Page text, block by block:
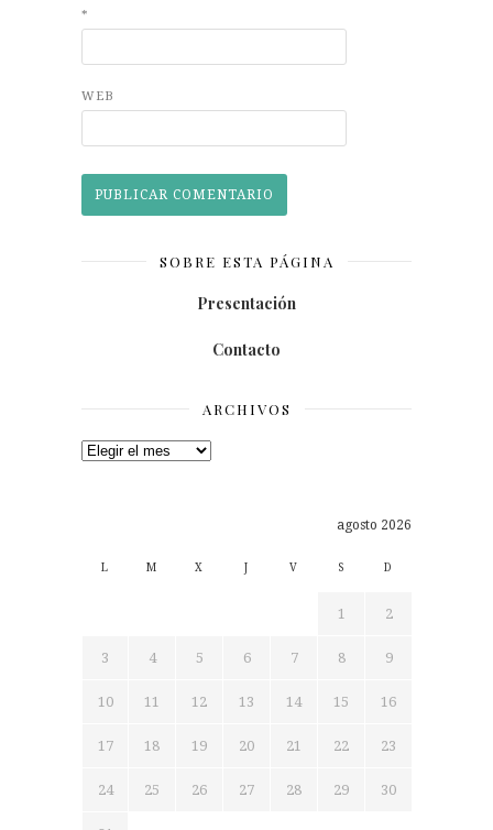
*
WEB
SOBRE ESTA PÁGINA
Presentación
Contacto
ARCHIVOS
Archivos
agosto 2026
L M X J V S D
1 2
3 4 5 6 7 8 9
10 11 12 13 14 15 16
17 18 19 20 21 22 23
24 25 26 27 28 29 30